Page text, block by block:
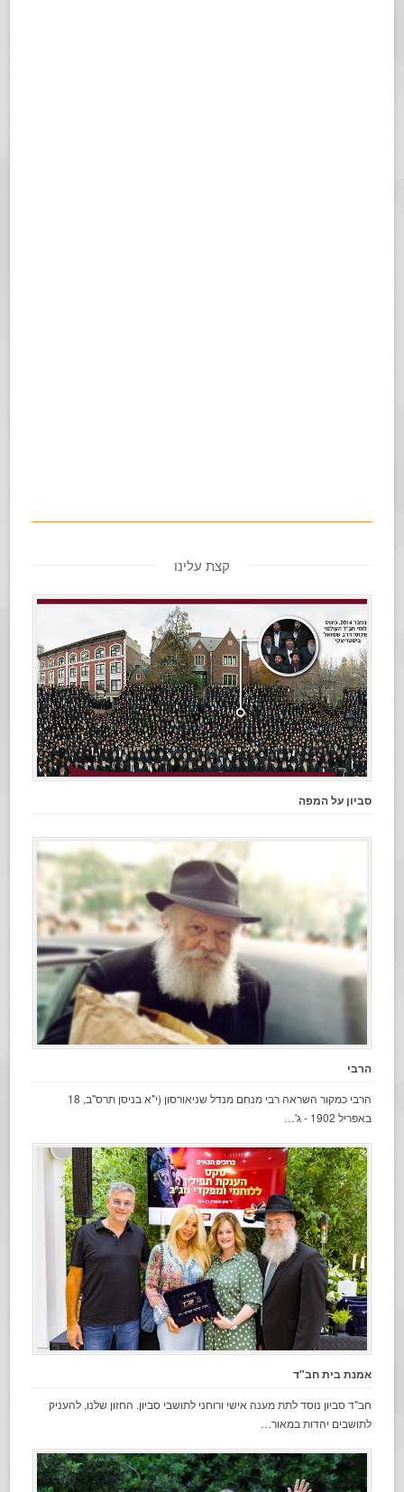
קצת עלינו
סביון על המפה
הרבי
הרבי כמקור השראה רבי מנחם מנדל שניאורסון (י"א בניסן תרס"ב, 18
באפריל 1902 - ג'…
אמנת בית חב"ד
חב"ד סביון נוסד לתת מענה אישי ורוחני לתושבי סביון. החזון שלנו, להעניק
לתושבים יהדות במאור…